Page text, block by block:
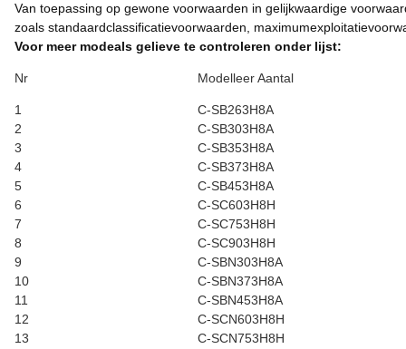
Van toepassing op gewone voorwaarden in gelijkwaardige
zoals standaardclassificatievoorwaarden,
Voor meer modeals gelieve te controleren onder lijst:
Nr Modelleer Aantal
1
C-SB263H8A
2
C-SB303H8A
3
C-SB353H8A
4
C-SB373H8A
5
C-SB453H8A
6
C-SC603H8H
7
C-SC753H8H
8
C-SC903H8H
9
C-SBN303H8A
10
C-SBN373H8A
11
C-SBN453H8A
12
C-SCN603H8H
13
C-SCN753H8H